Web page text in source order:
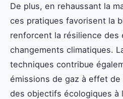
De plus, en rehaussant la
ces pratiques favorisent la
renforcent la résilience des
changements climatiques.
techniques contribue
émissions de gaz à effet
des objectifs écologiques à